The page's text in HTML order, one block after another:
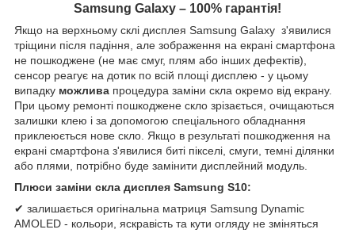
Samsung Galaxy – 100% гарантія!
Якщо на верхньому склі дисплея Samsung Galaxy з'явилися
тріщини після падіння, але зображення на екрані смартфона
не пошкоджене (не має смуг, плям або інших дефектів),
сенсор реагує на дотик по всій площі дисплею - у цьому
випадку можлива процедура заміни скла окремо від екрану.
При цьому ремонті пошкоджене скло зрізається, очищаються
залишки клею і за допомогою спеціального обладнання
приклеюється нове скло. Якщо в результаті пошкодження на
екрані смартфона з'явилися биті пікселі, смуги, темні ділянки
або плями, потрібно буде замінити дисплейний модуль.
Плюси заміни скла дисплея Samsung S10:
✔ залишається оригінальна матриця Samsung Dynamic
AMOLED - кольори, яскравість та кути огляду не зміняться